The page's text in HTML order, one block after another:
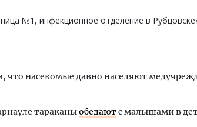
№1, инфекционное отделение в
что насекомые давно населяют
тараканыобедаютс малышами в